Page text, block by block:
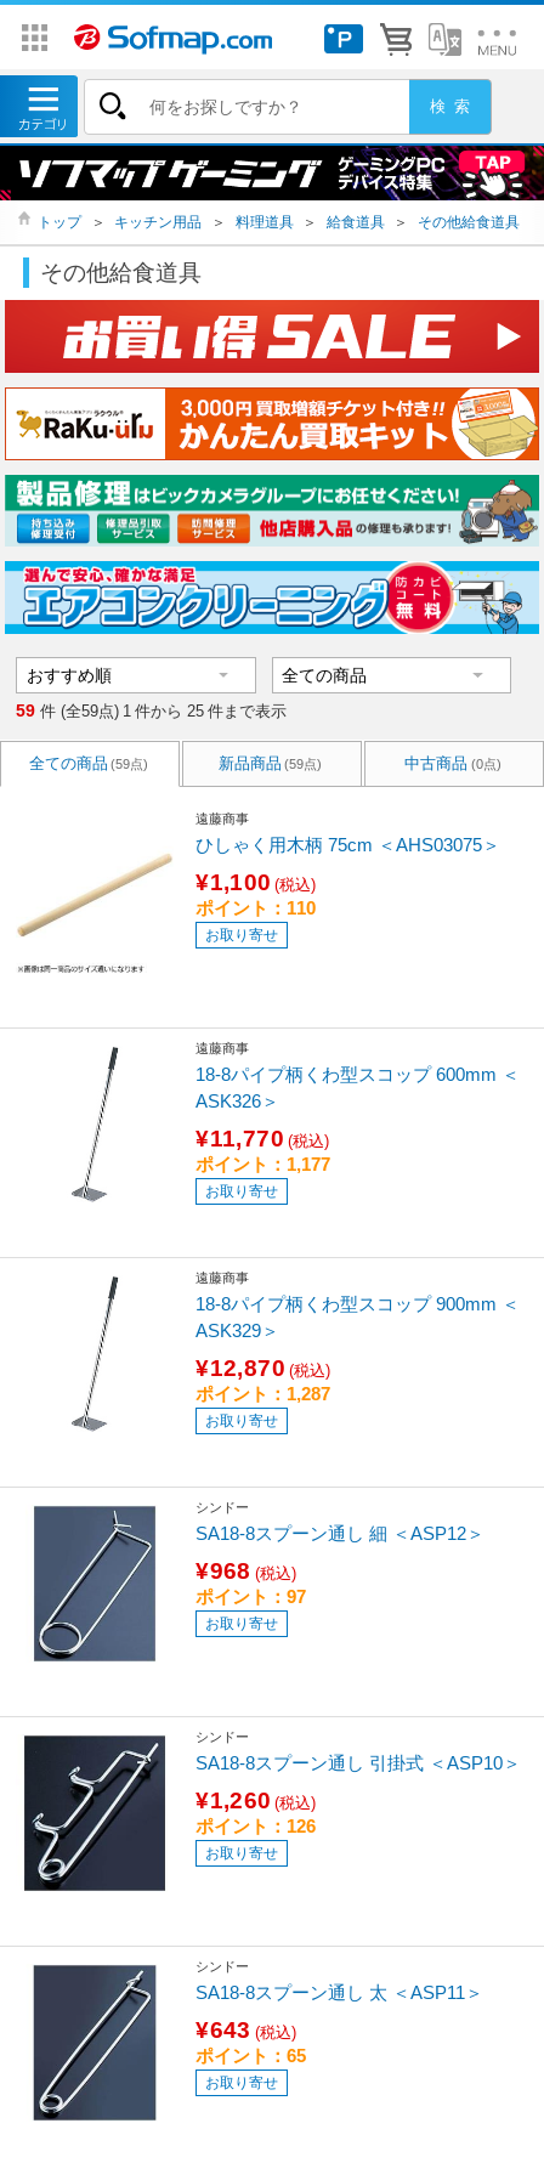
トップ ＞ キッチン用品 ＞ 料理道具 ＞ 給食道具 ＞ その他給食道具
その他給食道具
59 件 (全59点) 1 件から 25 件まで表示
全ての商品 (59点) 新品商品 (59点) 中古商品 (0点)
遠藤商事
ひしゃく用木柄 75cm ＜AHS03075＞
¥1,100 (税込)
ポイント：110
お取り寄せ
遠藤商事
18-8パイプ柄くわ型スコップ 600mm ＜
ASK326＞
¥11,770 (税込)
ポイント：1,177
お取り寄せ
遠藤商事
18-8パイプ柄くわ型スコップ 900mm ＜
ASK329＞
¥12,870 (税込)
ポイント：1,287
お取り寄せ
シンドー
SA18-8スプーン通し 細 ＜ASP12＞
¥968 (税込)
ポイント：97
お取り寄せ
シンドー
SA18-8スプーン通し 引掛式 ＜ASP10＞
¥1,260 (税込)
ポイント：126
お取り寄せ
シンドー
SA18-8スプーン通し 太 ＜ASP11＞
¥643 (税込)
ポイント：65
お取り寄せ